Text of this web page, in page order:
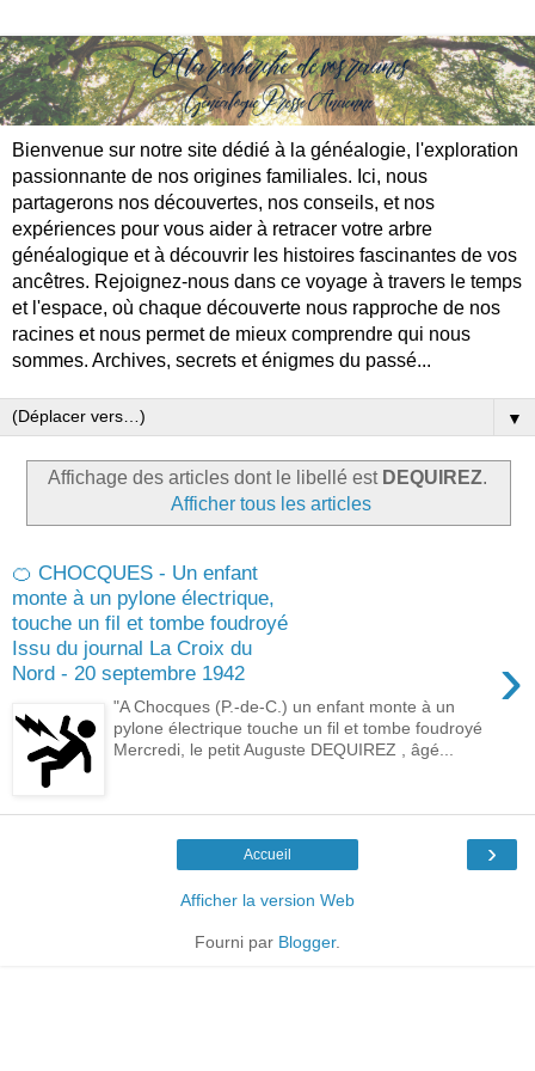
Bienvenue sur notre site dédié à la généalogie, l'exploration
passionnante de nos origines familiales. Ici, nous
partagerons nos découvertes, nos conseils, et nos
expériences pour vous aider à retracer votre arbre
généalogique et à découvrir les histoires fascinantes de vos
ancêtres. Rejoignez-nous dans ce voyage à travers le temps
et l'espace, où chaque découverte nous rapproche de nos
racines et nous permet de mieux comprendre qui nous
sommes. Archives, secrets et énigmes du passé...
▼
Affichage des articles dont le libellé est DEQUIREZ.
Afficher tous les articles
🍊 CHOCQUES - Un enfant
monte à un pylone électrique,
touche un fil et tombe foudroyé
Issu du journal La Croix du
Nord - 20 septembre 1942
›
"A Chocques (P.-de-C.) un enfant monte à un
pylone électrique touche un fil et tombe foudroyé
Mercredi, le petit Auguste DEQUIREZ , âgé...
›
Accueil
Afficher la version Web
Fourni par Blogger.